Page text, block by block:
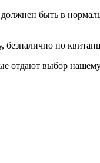
быть в
по
отдают выбор